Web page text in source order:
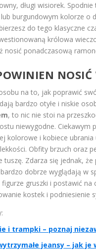
długi wisiorek.
burgundowym kolorze o
do tego klasyczne
królowa
nosić ponadczasową
NOSIĆ
na to, jak poprawić
bardzo otyłe i niskie
, to nic nie stoi na
niewygodne. Ciekawym
kolorowe i kobiece
Obfity brzuch oraz
tuszę. Zdarza się jednak,
dobrze wyglądają w
gruszki i postawić
kostek i podniesienie
i trampki – poznaj
jeansy – jak je